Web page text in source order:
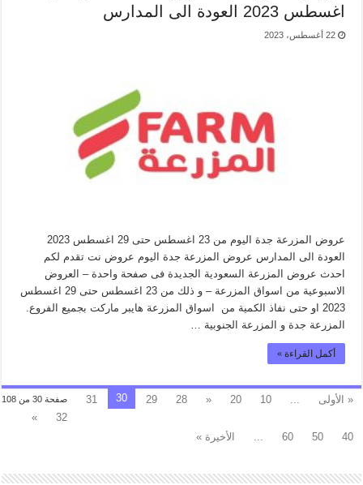
اغسطس 2023 العودة الى المدارس
22 أغسطس، 2023
عروض المزرعة جدة اليوم من 23 اغسطس حتى 29 اغسطس 2023
العودة الى المدارس عروض المزرعة جدة اليوم عروض نت تقدم لكم
احدث عروض المزرعة السعودية الجديدة فى صفحة واحدة – العروض
الاسبوعية من اسواق المزرعة – و ذلك من 23 اغسطس حتى 29 اغسطس
2023 او حتى نفاذ الكمية من اسواق المزرعة هايبر ماركت بجميع الفروع.
المزرعة جدة و المزرعة الجنوبية …
أكمل القراءة »
صفحة 30 من 108 « الأولى 10
20
«
28
29
30
31
32
»
40
50
60 الأخيرة »